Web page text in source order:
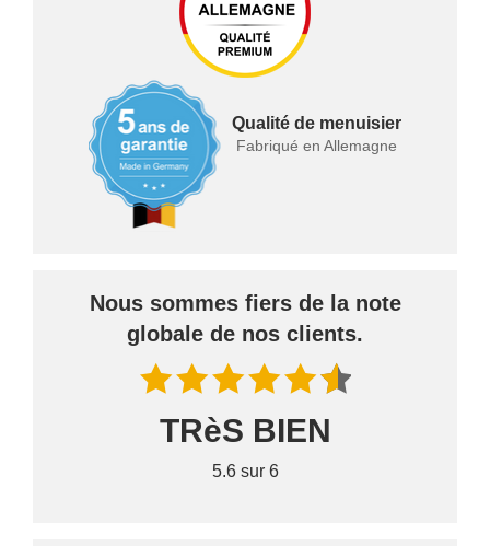
Qualité de menuisier
Fabriqué en Allemagne
Nous sommes fiers de la note
globale de nos clients.
TRèS BIEN
5.6 sur 6